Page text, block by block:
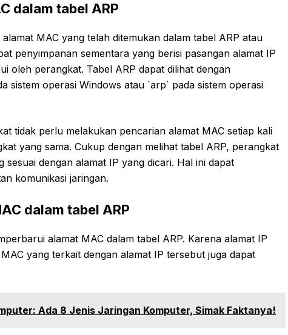
dalam tabel ARP
MAC yang telah ditemukan dalam tabel ARP atau
penyimpanan sementara yang berisi pasangan alamat IP
oleh perangkat. Tabel ARP dapat dilihat dengan
sistem operasi Windows atau `arp` pada sistem operasi
tidak perlu melakukan pencarian alamat MAC setiap kali
yang sama. Cukup dengan melihat tabel ARP, perangkat
sesuai dengan alamat IP yang dicari. Hal ini dapat
komunikasi jaringan.
dalam tabel ARP
alamat MAC dalam tabel ARP. Karena alamat IP
yang terkait dengan alamat IP tersebut juga dapat
Ada 8 Jenis Jaringan Komputer, Simak Faktanya!